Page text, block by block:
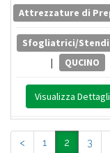
Attrezzature di
Sfogliatrici/
|
QUCINO
Visualizza Dettagli
< 1 2 3